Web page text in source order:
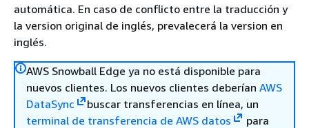
automática. En caso de conflicto entre la traducción y
la version original de inglés, prevalecerá la version en
inglés.
AWS Snowball Edge ya no está disponible para
nuevos clientes. Los nuevos clientes deberían AWS
DataSync
buscar transferencias en línea, un
terminal de transferencia de AWS datos
para